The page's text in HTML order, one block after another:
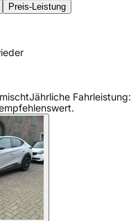
Preis-Leistung
Jährliche Fahrleistung: